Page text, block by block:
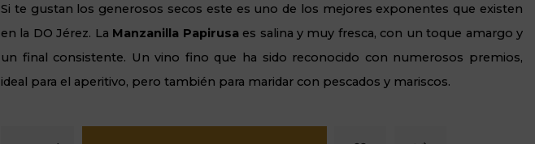
Si te gustan los generosos secos este es uno de los mejores exponentes que existen
en la DO Jérez. La Manzanilla Papirusaes salina y muy fresca, con un toque amargo y
un final consistente. Un vino fino que ha sido reconocido con numerosos premios,
ideal para el aperitivo, pero también para maridar con pescados y mariscos.